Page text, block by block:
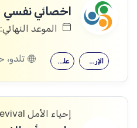
اخصائي نفسي
الموعد النهائي: 17/08/2026
علم النفس الإرشاد النفسي
إحياء الأمل Hope Revival